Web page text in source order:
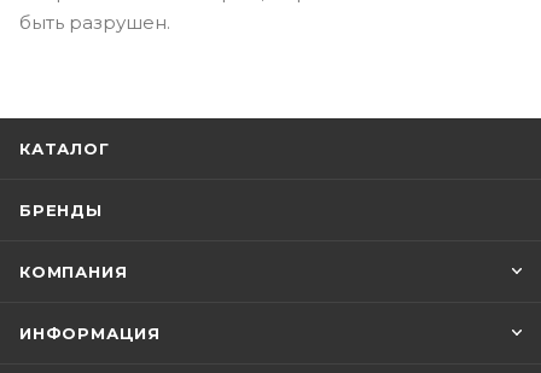
быть разрушен.
КАТАЛОГ
БРЕНДЫ
КОМПАНИЯ
ИНФОРМАЦИЯ